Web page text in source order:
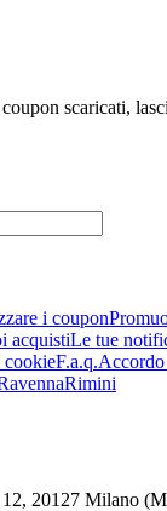
scaricati,
i coupon
acquistiLe tue
F.a.q.
Rimini
20127 Milano